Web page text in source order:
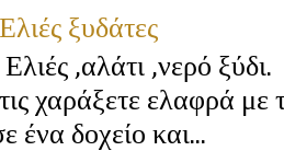
Ελιές ξυδάτες
Ελιές ,αλάτι ,νερό
τις χαράξετε ελαφρά με
ένα δοχείο και...